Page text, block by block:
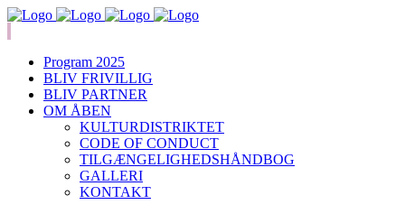
Program 2025
BLIV FRIVILLIG
BLIV PARTNER
OM ÅBEN
KULTURDISTRIKTET
CODE OF CONDUCT
TILGÆNGELIGHEDSHÅNDBOG
GALLERI
KONTAKT